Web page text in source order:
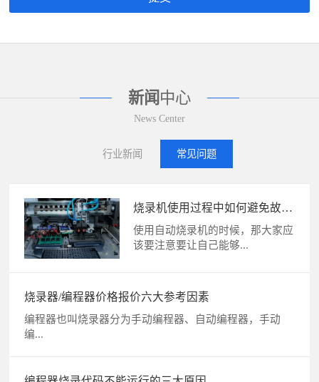
新闻 中心
News Center
行业新闻 常见问题
烧录机使用过程中如何避免故
使用自动烧录机的时候，那大家应
该要注意要让自己能够...
烧录器/编程器价格报价六大参考因素
编程器也叫烧录器分为手动编程器、自动编程器，手动
编...